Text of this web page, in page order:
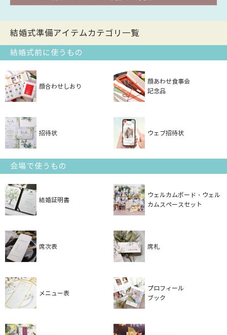
結婚式準備アイテムカテゴリ一覧
結婚式前に使うもの
顔合わせしおり
顔あわせ食事会
記念品
招待状 ウェブ招待状
会場で使うもの
結婚証明書
ウェルカムボード・ウェル
カムスペースセット
席次表 席札
メニュー表
プロフィール
ブック